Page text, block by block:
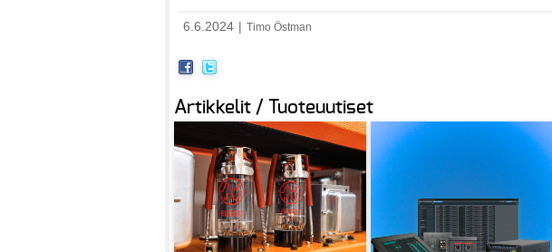
6.6.2024 Timo Östman
Artikkelit / Tuoteuutiset